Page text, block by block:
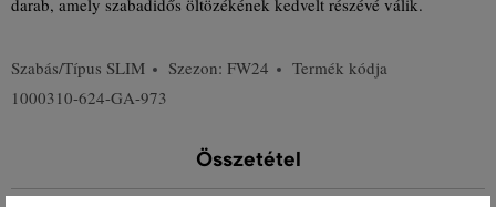
darab, amely szabadidős öltözékének kedvelt részévé válik.
Szabás/Típus SLIM Szezon: FW24
Termék kódja
1000310-624-GA-973
Összetétel